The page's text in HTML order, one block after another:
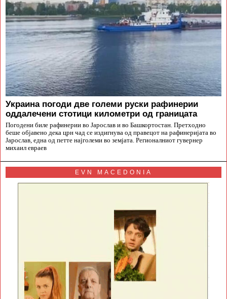
Украина погоди две големи руски рафинерии
оддалечени стотици километри од границата
Погодени биле рафинерии во Јарослав и во Башкортостан. Претходно
беше објавено дека црн чад се издигнува од правецот на рафинеријата во
Јарослав, една од петте најголеми во земјата. Регионалниот гувернер
михаил евраев
EVN MACEDONIA